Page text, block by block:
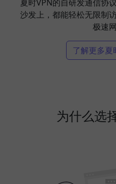
夏时VPN的自研发通信协
沙发上，都能轻松无限制
极速网
了解更多夏
为什么选